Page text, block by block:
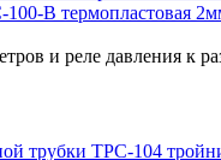
B термопластовая
и реле давления к